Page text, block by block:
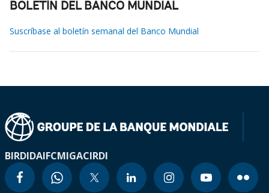
BOLETÍN DEL BANCO MUNDIAL
Suscríbase al boletín semanal del Banco Mundial
BIRDIDAIFCMIGACIRDI